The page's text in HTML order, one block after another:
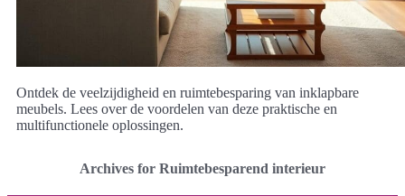
Ontdek de veelzijdigheid en ruimtebesparing van inklapbare
meubels. Lees over de voordelen van deze praktische en
multifunctionele oplossingen.
Archives for Ruimtebesparend interieur